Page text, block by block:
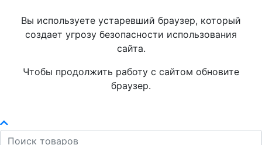
Вы используете устаревший браузер, который
создает угрозу безопасности использования
сайта.
Чтобы продолжить работу с сайтом обновите
браузер.